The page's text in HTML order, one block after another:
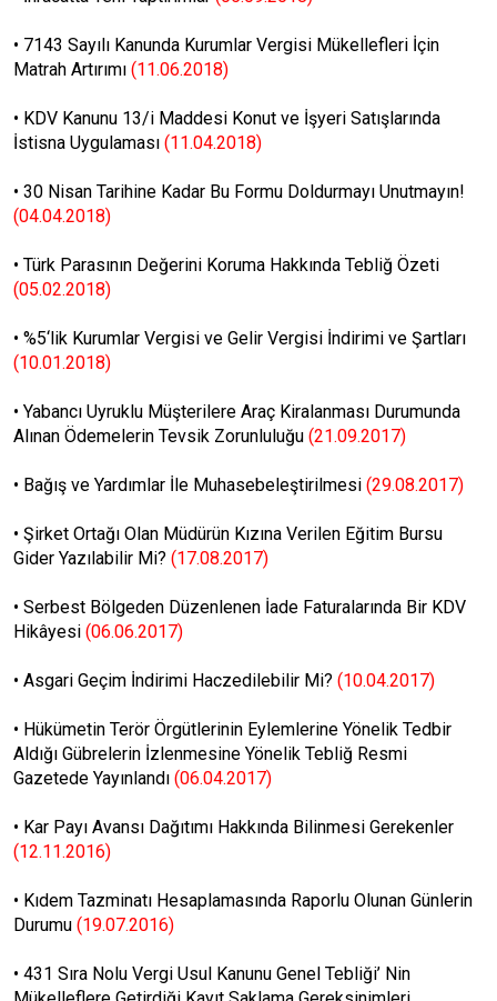
• 7143 Sayılı Kanunda Kurumlar Vergisi Mükellefleri İçin
Matrah Artırımı (11.06.2018)
• KDV Kanunu 13/i Maddesi Konut ve İşyeri Satışlarında
İstisna Uygulaması (11.04.2018)
• 30 Nisan Tarihine Kadar Bu Formu Doldurmayı Unutmayın!
(04.04.2018)
• Türk Parasının Değerini Koruma Hakkında Tebliğ Özeti
(05.02.2018)
• %5‘lik Kurumlar Vergisi ve Gelir Vergisi İndirimi ve Şartları
(10.01.2018)
• Yabancı Uyruklu Müşterilere Araç Kiralanması Durumunda
Alınan Ödemelerin Tevsik Zorunluluğu (21.09.2017)
• Bağış ve Yardımlar İle Muhasebeleştirilmesi (29.08.2017)
• Şirket Ortağı Olan Müdürün Kızına Verilen Eğitim Bursu
Gider Yazılabilir Mi? (17.08.2017)
• Serbest Bölgeden Düzenlenen İade Faturalarında Bir KDV
Hikâyesi (06.06.2017)
• Asgari Geçim İndirimi Haczedilebilir Mi? (10.04.2017)
• Hükümetin Terör Örgütlerinin Eylemlerine Yönelik Tedbir
Aldığı Gübrelerin İzlenmesine Yönelik Tebliğ Resmi
Gazetede Yayınlandı (06.04.2017)
• Kar Payı Avansı Dağıtımı Hakkında Bilinmesi Gerekenler
(12.11.2016)
• Kıdem Tazminatı Hesaplamasında Raporlu Olunan Günlerin
Durumu (19.07.2016)
• 431 Sıra Nolu Vergi Usul Kanunu Genel Tebliği’ Nin